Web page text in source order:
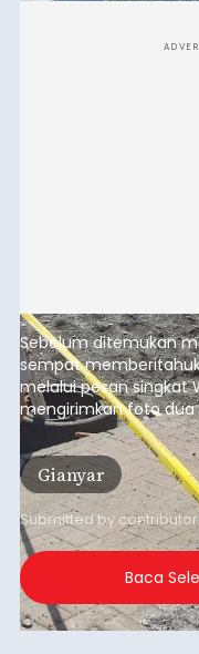
Sebelum ditemukan
sempat
melalui pesan singkat
mengirimkan foto
istrinya.
Gianyar
Submitted by contributor
Baca